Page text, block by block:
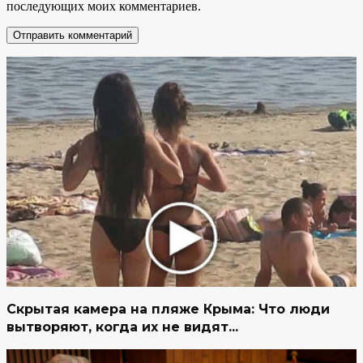
последующих моих комментариев.
Скрытая камера на пляже Крыма: Что люди
вытворяют, когда их не видят...